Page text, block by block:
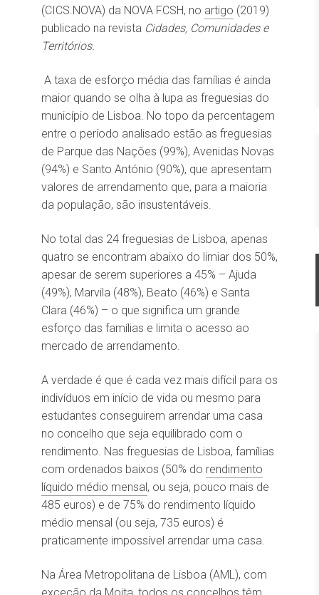
(CICS.NOVA) da NOVA FCSH, no artigo (2019)
publicado na revista Cidades, Comunidades e
Territórios.
A taxa de esforço média das famílias é ainda
maior quando se olha à lupa as freguesias do
município de Lisboa. No topo da percentagem
entre o período analisado estão as freguesias
de Parque das Nações (99%), Avenidas Novas
(94%) e Santo António (90%), que apresentam
valores de arrendamento que, para a maioria
da população, são insustentáveis.
No total das 24 freguesias de Lisboa, apenas
quatro se encontram abaixo do limiar dos 50%,
apesar de serem superiores a 45% – Ajuda
(49%), Marvila (48%), Beato (46%) e Santa
Clara (46%) – o que significa um grande
esforço das famílias e limita o acesso ao
mercado de arrendamento.
A verdade é que é cada vez mais difícil para os
indivíduos em início de vida ou mesmo para
estudantes conseguirem arrendar uma casa
no concelho que seja equilibrado com o
rendimento. Nas freguesias de Lisboa, famílias
com ordenados baixos (50% do rendimento
líquido médio mensal, ou seja, pouco mais de
485 euros) e de 75% do rendimento líquido
médio mensal (ou seja, 735 euros) é
praticamente impossível arrendar uma casa.
Na Área Metropolitana de Lisboa (AML), com